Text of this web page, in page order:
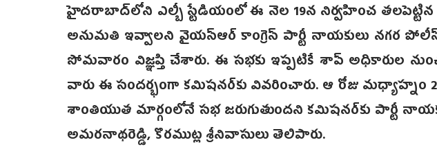
హైదరాబాద్‌లోని ఎల్బీ స్టేడియంలో ఈ నెల 19న నిర్వహించ
అనుమతి ఇవ్వాలని వైయస్ఆర్ కాంగ్రె‌స్ పార్టీ ‌నాయకులు నగర
సోమవారం విజ్ఞప్తి చేశారు. ఈ సభకు ఇప్పటికే శాప్ అధికారుల
వారు ఈ సందర్భంగా కమిషన‌ర్‌కు వివరించారు. ఆ రోజు మధ్యాహ్నం 2
శాంతియుత మార్గంలోనే సభ జరుగుతుందని కమిషనర్‌కు పార్టీ
అమరనాథరెడ్డి, కొరముట్ల శ్రీనివాసులు తెలిపారు.